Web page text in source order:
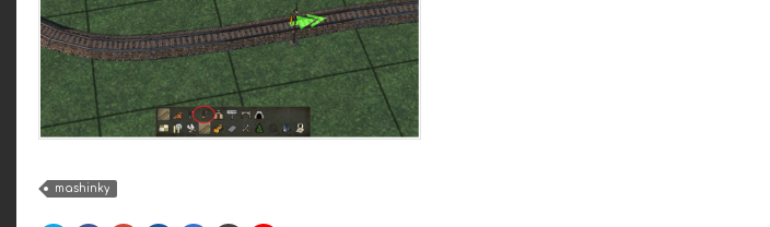
mashinky